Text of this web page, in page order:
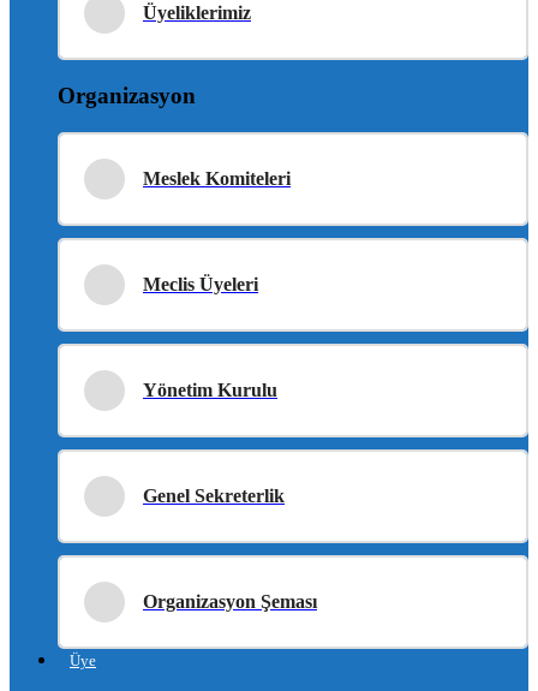
Üyeliklerimiz
Organizasyon
Meslek Komiteleri
Meclis Üyeleri
Yönetim Kurulu
Genel Sekreterlik
Organizasyon Şeması
Üye